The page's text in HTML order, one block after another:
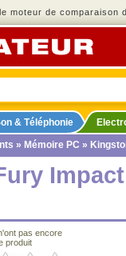
moteur de comparaison
& Téléphonie
» Mémoire PC »
pas encore
produit